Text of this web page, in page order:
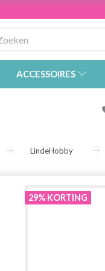
ACCESSOIRES
LindeHobby
29% KORTING